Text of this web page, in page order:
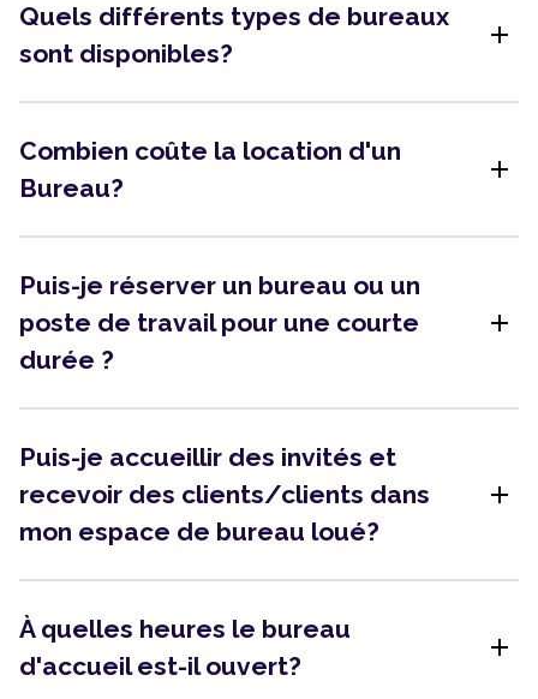
Quels différents types de bureaux
sont disponibles?
add
Combien coûte la location d'un
Bureau?
add
Puis-je réserver un bureau ou un
poste de travail pour une courte
durée ?
add
Puis-je accueillir des invités et
recevoir des clients/clients dans
mon espace de bureau loué?
add
À quelles heures le bureau
d'accueil est-il ouvert?
add